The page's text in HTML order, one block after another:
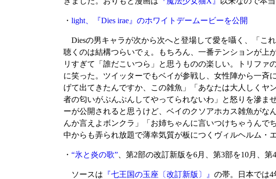
・ light、『Dies irae』のホワイトデームービーを公開
Diesの男キャラが次から次へと登場して愛を囁く、「こ
聴くのは結構つらいでぇ。もちろん、一番テンションが上
リすぎて「誰だこいつら」と思うものの楽しい。トリフ
に笑った。ツイッターでもベイが参戦し、女性陣から一斉
げて出てきたんですか、この雑魚」「あなたは大人しくヤ
者の匂いがぷんぷんしてやってられないわ」と怒りを滲ま
ーが公開されると思うけど、ベイのクソアホカス雑魚が
んか言えよボンクラ」「お姉ちゃんに言いつけちゃうんで
中からも弄られ放題で薄幸気質が板につくヴィルヘルム・
・ “氷と炎の歌” 、第2部の改訂新版を6月、第3部を10月、
ソースは 『七王国の玉座〔改訂新版〕』 の帯。日本では